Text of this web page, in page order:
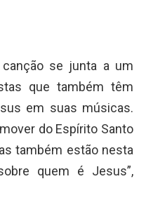
se junta a um
que também têm
em suas músicas.
do Espírito Santo
também estão nesta
quem é Jesus”,